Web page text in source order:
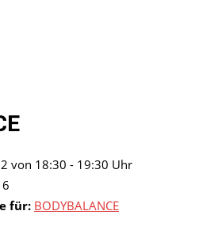
von 18:30 - 19:30 Uhr
für: BODYBALANCE